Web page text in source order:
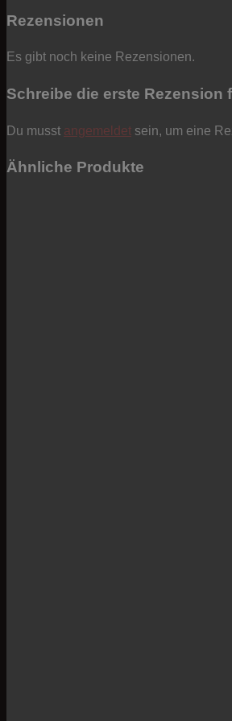
Rezensionen
Es gibt noch keine Rezensionen.
Schreibe die erste Rezension
Du musst angemeldet sein, um eine
Ähnliche Produkte